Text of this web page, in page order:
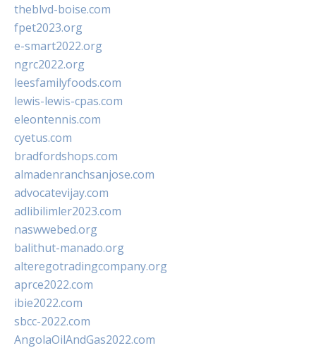
theblvd-boise.com
fpet2023.org
e-smart2022.org
ngrc2022.org
leesfamilyfoods.com
lewis-lewis-cpas.com
eleontennis.com
cyetus.com
bradfordshops.com
almadenranchsanjose.com
advocatevijay.com
adlibilimler2023.com
naswwebed.org
balithut-manado.org
alteregotradingcompany.org
aprce2022.com
ibie2022.com
sbcc-2022.com
AngolaOilAndGas2022.com